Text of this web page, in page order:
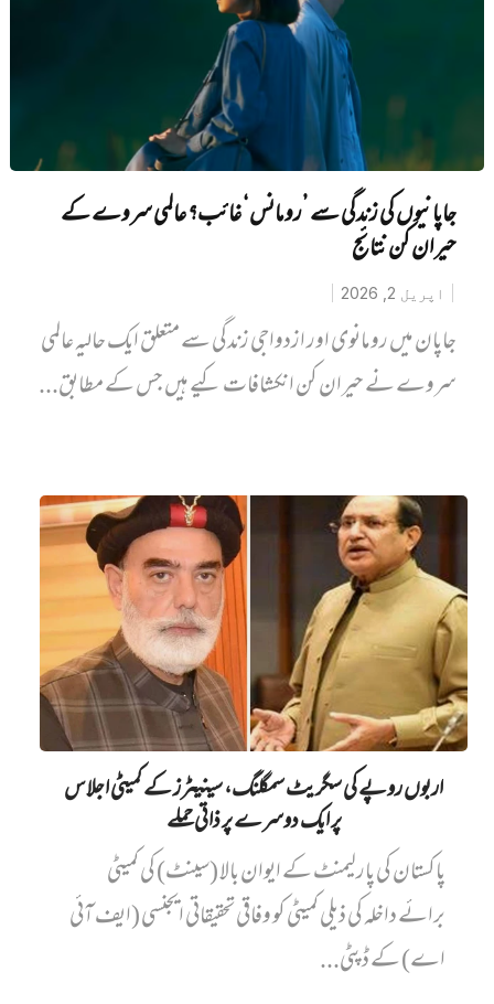
جاپانیوں کی زندگی سے ’رومانس‘ غائب؟ عالمی سروے کے
حیران کن نتائج
اپریل 2, 2026
جاپان میں رومانوی اور ازدواجی زندگی سے متعلق ایک حالیہ عالمی
سروے نے حیران کن انکشافات کیے ہیں جس کے مطابق...
اربوں روپے کی سگریٹ سمگلنگ، سینیٹرز کے کمیٹی اجلاس
پر ایک دوسرے پر ذاتی حملے
پاکستان کی پارلیمنٹ کے ایوان بالا (سینٹ) کی کمیٹی
برائے داخلہ کی ذیلی کمیٹی کو وفاقی تحقیقاتی ایجنسی (ایف آئی
اے) کے ڈپٹی...